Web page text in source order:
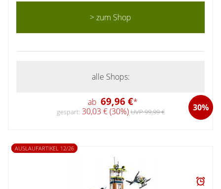
> zum Shop
alle Shops:
ab 69,96 €* 30%
gespart: 30,03 € (30%)UVP 99,99 €
AUSLAUFARTIKEL 12/26